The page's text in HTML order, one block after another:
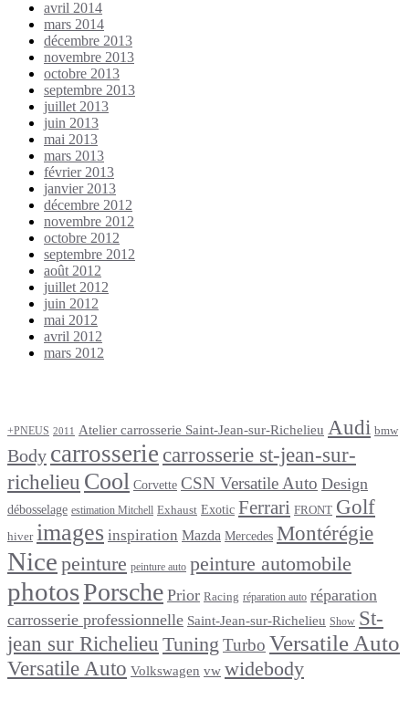
avril 2014
mars 2014
décembre 2013
novembre 2013
octobre 2013
septembre 2013
juillet 2013
juin 2013
mai 2013
mars 2013
février 2013
janvier 2013
décembre 2012
novembre 2012
octobre 2012
septembre 2012
août 2012
juillet 2012
juin 2012
mai 2012
avril 2012
mars 2012
+PNEUS 2011 Atelier carrosserie Saint-Jean-sur-Richelieu Audi bmw
Body carrosserie carrosserie st-jean-sur-
richelieu Cool Corvette CSN Versatile Auto Design
débosselage estimation Mitchell Exhaust Exotic Ferrari FRONT Golf
hiver images inspiration Mazda Mercedes Montérégie
Nice peinture peinture auto peinture automobile
photosPorsche Prior Racing réparation auto réparation
carrosserie professionnelle Saint-Jean-sur-Richelieu Show St-
jean sur Richelieu Tuning Turbo Versatile Auto
Versatile Auto Volkswagen vw widebody